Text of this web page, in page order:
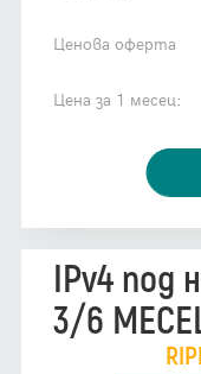
Ценова оферта
Цена за 1 месец:
IPv4 под
3/6